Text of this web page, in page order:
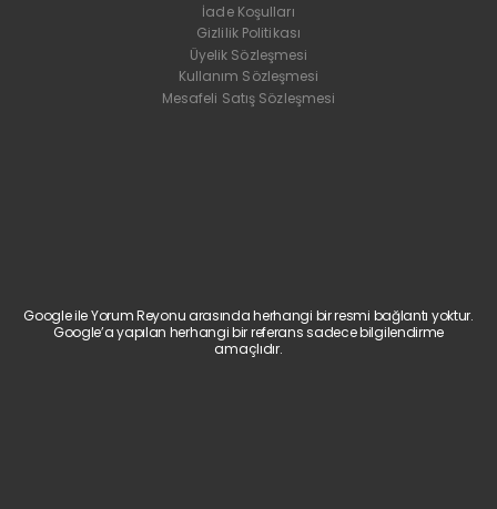
İade Koşulları
Gizlilik Politikası
Üyelik Sözleşmesi
Kullanım Sözleşmesi
Mesafeli Satış Sözleşmesi
Google ile Yorum Reyonu arasında herhangi bir resmi bağlantı yoktur.
Google’a yapılan herhangi bir referans sadece bilgilendirme
amaçlıdır.